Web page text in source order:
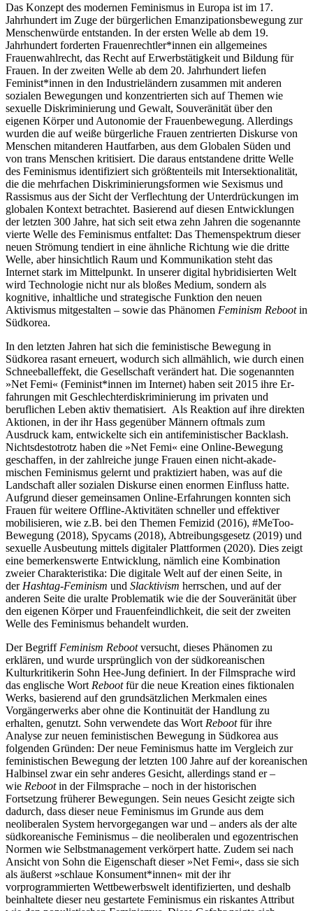
Das Konzept des modernen Feminismus in Europa ist im 17.
Jahrhundert im Zuge der bürgerlichen Emanzipationsbewegung zur
Menschenwürde entstanden. In der ersten Welle ab dem 19.
Jahrhundert forderten Frauenrechtler*innen ein allgemeines
Frauenwahlrecht, das Recht auf Erwerbstätigkeit und Bildung für
Frauen. In der zweiten Welle ab dem 20. Jahrhundert liefen
Feminist*innen in den Industrieländern zusammen mit anderen
sozialen Bewegungen und konzentrierten sich auf Themen wie
sexuelle Diskriminierung und Gewalt, Souveränität über den
eigenen Körper und Autonomie der Frauenbewegung. Allerdings
wurden die auf weiße bürgerliche Frauen zentrierten Diskurse von
Menschen mitanderen Hautfarben, aus dem Globalen Süden und
von trans Menschen kritisiert. Die daraus entstandene dritte Welle
des Feminismus identifiziert sich größtenteils mit Intersektionalität,
die die mehrfachen Diskriminierungsformen wie Sexismus und
Rassismus aus der Sicht der Verflechtung der Unterdrückungen im
globalen Kontext betrachtet. Basierend auf diesen Entwicklungen
der letzten 300 Jahre, hat sich seit etwa zehn Jahren die sogenannte
vier­te Welle des Feminismus entfaltet: Das Themenspektrum dieser
neuen Strömung tendiert in eine ähnliche Richtung wie die dritte
Welle, aber hinsichtlich Raum und Kommu­nikation steht das
Internet stark im Mittelpunkt. In unse­rer digital hybridisierten Welt
wird Technologie nicht nur als bloßes Medium, sondern als
kognitive, inhaltliche und strategische Funktion den neuen
Aktivismus mitgestalten – sowie das Phänomen Feminism Rebootin
Südkorea.
In den letzten Jahren hat sich die feministische Bewegung in
Südkorea rasant erneuert, wodurch sich allmählich, wie durch einen
Schneeballeffekt, die Ge­sellschaft verändert hat. Die sogenannten
»Net Femi« (Feminist*innen im Internet) haben seit 2015 ihre Er­
fahrungen mit Geschlechterdiskriminierung im privaten und
beruflichen Leben aktiv thematisiert. Als Reakti­on auf ihre direkten
Aktionen, in der ihr Hass gegen­über Männern oftmals zum
Ausdruck kam, entwickelte sich ein antifeministischer Backlash.
Nichtsdestotrotz haben die »Net Femi« eine Online-Bewegung
geschaf­fen, in der zahlreiche junge Frauen einen nicht-akade­
mischen Feminismus gelernt und praktiziert haben, was auf die
Landschaft aller sozialen Diskurse einen enor­men Einfluss hatte.
Aufgrund dieser gemeinsamen On­line-Erfahrungen konnten sich
Frauen für weitere Off­line-Aktivitäten schneller und effektiver
mobilisieren, wie z.B. bei den Themen Femizid (2016), #MeToo-
Bewegung (2018), Spycams (2018), Abtreibungsgesetz (2019) und
sexuelle Ausbeutung mittels digitaler Plattformen (2020). Dies zeigt
eine bemerkenswerte Entwicklung, nämlich eine Kombination
zweier Charakteristika: Die digitale Welt auf der einen Seite, in
der Hashtag-Feminism und Slacktivism herrschen, und auf der
anderen Seite die uralte Problematik wie die der Souveränität über
den eigenen Körper und Frauenfeindlichkeit, die seit der zweiten
Welle des Feminismus behandelt wurden.
Der Begriff Feminism Rebootversucht, dieses Phänomen zu
erklären, und wurde ursprünglich von der südkoreanischen
Kulturkritikerin Sohn Hee-Jung definiert. In der Filmsprache wird
das englische Wort Rebootfür die neue Kreation eines fiktionalen
Werks, basierend auf den grundsätzlichen Merkmalen eines
Vorgängerwerks aber ohne die Kontinuität der Handlung zu
erhalten, genutzt. Sohn verwendete das Wort Rebootfür ihre
Analyse zur neuen feministischen Bewegung in Südkorea aus
folgenden Gründen: Der neue Feminismus hatte im Vergleich zur
feministischen Bewegung der letzten 100 Jahre auf der koreanischen
Halbinsel zwar ein sehr anderes Gesicht, allerdings stand er –
wie Rebootin der Filmsprache – noch in der historischen
Fortsetzung früherer Bewegungen. Sein neues Gesicht zeigte sich
dadurch, dass dieser neue Feminismus im Grunde aus dem
neoliberalen System hervorgegangen war und – anders als der alte
südkoreanische Feminismus – die neoliberalen und egozentrischen
Normen wie Selbstmanagement verkörpert hatte. Zudem sei nach
Ansicht von Sohn die Eigenschaft dieser »Net Femi«, dass sie sich
als äußerst »schlaue Konsument*innen« mit der ihr
vorprogrammierten Wettbewerbswelt identifizierten, und deshalb
beinhaltete dieser neu gestartete Feminismus ein riskantes Attribut